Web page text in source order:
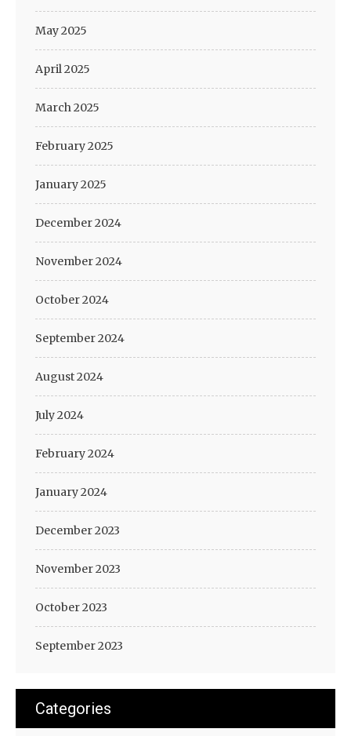
May 2025
April 2025
March 2025
February 2025
January 2025
December 2024
November 2024
October 2024
September 2024
August 2024
July 2024
February 2024
January 2024
December 2023
November 2023
October 2023
September 2023
Categories